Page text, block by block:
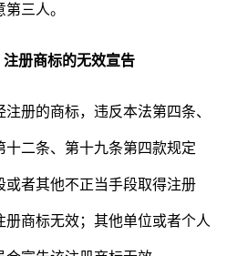
三人。
册商标的无效宣告
的商标，违反本法第四条、
十二条、第十九条第四款规定
或者其他不正当手段取得注册
册商标无效；其他单位或者个人